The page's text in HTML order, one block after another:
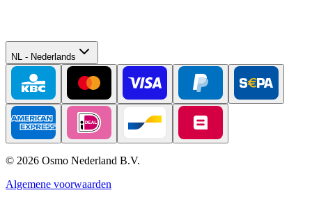
NL - Nederlands
© 2026 Osmo Nederland B.V.
Algemene voorwaarden